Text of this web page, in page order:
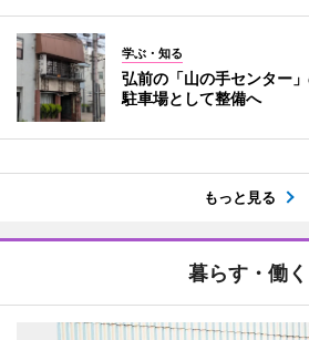
学ぶ・知る
弘前の「山の手センター
駐車場として整備へ
もっと見る
暮らす・働く